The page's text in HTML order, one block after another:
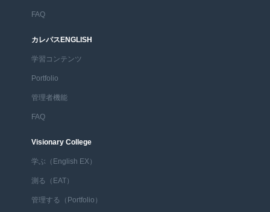
FAQ
カレパスENGLISH
学習コンテンツ
Portfolio
管理者機能
FAQ
Visionary College
学ぶ（English EX）
測る（EAT）
管理する（Portfolio）